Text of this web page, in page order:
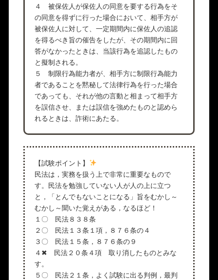
４ 被保佐人が保佐人の同意を要する行為をそ
の同意を得ずに行った場合において、相手方が
被保佐人に対して、一定期間内に保佐人の追認
を得るべき旨の催告をしたが、その期間内に回
答がなかったときは、当該行為を追認したもの
と擬制される。
５ 制限行為能力者が、相手方に制限行為能力
者であることを黙秘して法律行為を行った場合
であっても、それが他の言動と相まって相手方
を誤信させ、または誤信を強めたものと認めら
れるときは、詐術にあたる。
【試験ポイント】
民法は，実務を扱う上で非常に重要なもので
す。民法を勉強していない人が人の上に立つ
と，「とんでもないことになる」旨をむかし～
むかし～聞いた覚えがある，なるほど！
１〇 民法８３８条
２〇 民法１３条１項，８７６条の４
３〇 民法１５条，８７６条の９
４✖ 民法２０条４項 取り消したものとみな
す。
５〇 民法２１条，よく試験に出る判例，最判